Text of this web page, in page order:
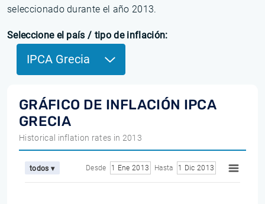
seleccionado durante el año 2013.
Seleccione el país / tipo de inflación:
IPCA Grecia
GRÁFICO DE INFLACIÓN IPCA
GRECIA
Historical inflation rates in 2013
todos ▾ Desde 1 Ene 2013 Hasta 1 Dic 2013